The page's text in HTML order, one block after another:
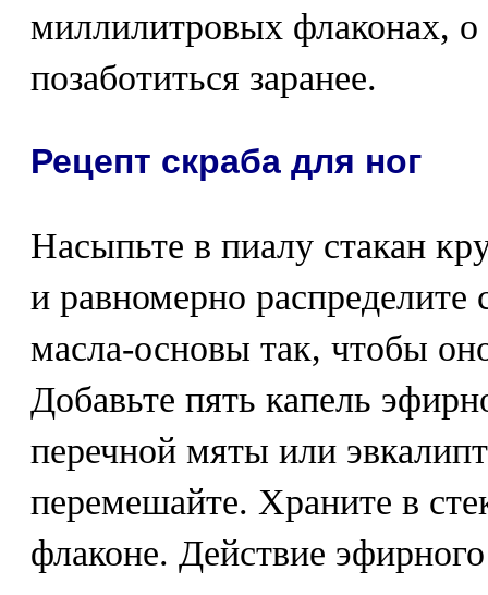
миллилитровых флаконах,
позаботиться заранее.
Рецепт скраба для ног
Насыпьте в пиалу стакан
и равномерно
масла-основы так, чтобы
Добавьте пять капель
перечной мяты или
перемешайте. Храните в
флаконе. Действие